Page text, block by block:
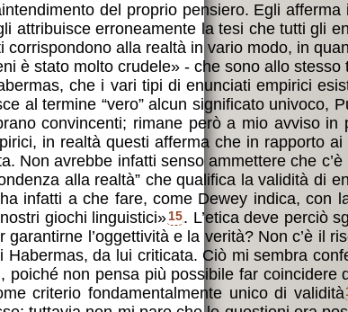
del proprio pensiero. Egli
attribuisce erroneamente la tesi che tutti gli
alla realtà in vario modo, in
è stato molto crudele» - che sono allo stesso
che i vari tipi di enunciati empirici
al termine “vero” alcun significato univoco,
convincenti; rimane però a mio avviso in
in realtà questi afferma che in rapporto
Non avrebbe infatti senso ammettere che
alla realtà” che qualifica la validità di
infatti a che fare, come Dewey indica, con
giochi linguistici»15. L’etica deve perciò
l’oggettività e la verità? Non c’è il
da lui criticata. Ciò mi sembra
non pensa più possibile far coincidere
criterio fondamentalmente unico di validità